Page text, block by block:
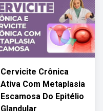
Cervicite Crônica
Ativa Com Metaplasia
Escamosa Do Epitélio
Glandular